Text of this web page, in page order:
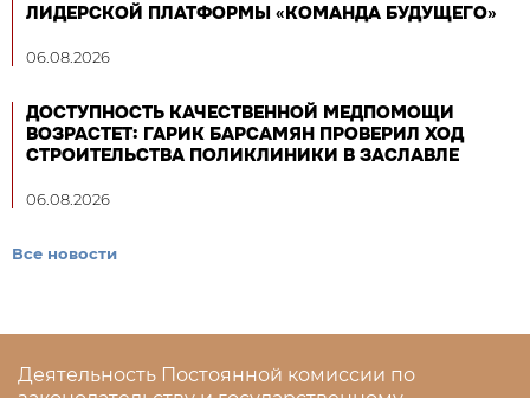
ЛИДЕРСКОЙ ПЛАТФОРМЫ «КОМАНДА БУДУЩЕГО»
06.08.2026
ДОСТУПНОСТЬ КАЧЕСТВЕННОЙ МЕДПОМОЩИ
ВОЗРАСТЕТ: ГАРИК БАРСАМЯН ПРОВЕРИЛ ХОД
СТРОИТЕЛЬСТВА ПОЛИКЛИНИКИ В ЗАСЛАВЛЕ
06.08.2026
Все новости
Деятельность Постоянной комиссии по